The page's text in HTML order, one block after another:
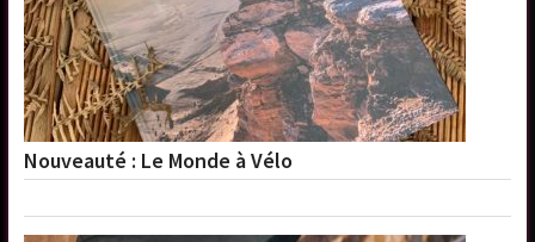
Nouveauté : Le Monde à Vélo